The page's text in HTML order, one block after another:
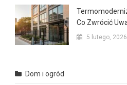
Co Zwrócić
5 lutego, 2026
Dom i ogród